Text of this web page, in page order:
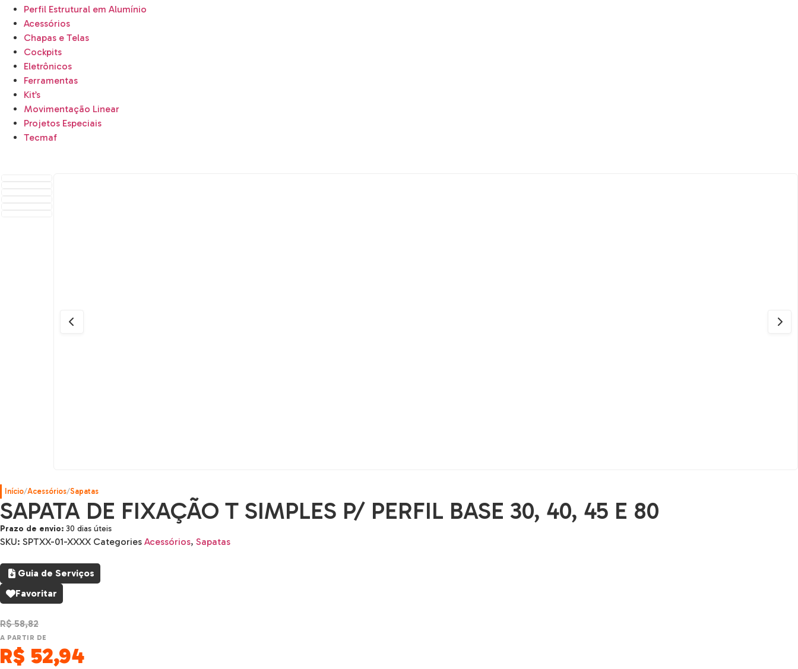
Perfil Estrutural em Alumínio
Acessórios
Chapas e Telas
Cockpits
Eletrônicos
Ferramentas
Kit’s
Movimentação Linear
Projetos Especiais
Tecmaf
Início/Acessórios/Sapatas
SAPATA DE FIXAÇÃO T SIMPLES P/ PERFIL BASE 30, 40, 45 E 80
Prazo de envio: 30 dias úteis
SKU: SPTXX-01-XXXX Categories Acessórios, Sapatas
Guia de Serviços
Favoritar
R$58,82
A PARTIR DE
R$ 52,94